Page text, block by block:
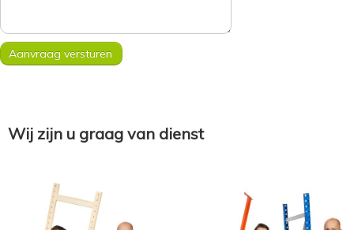
Wij zijn u graag van dienst